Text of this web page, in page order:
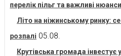
перелік пільг та важливі нюанси
Літо на ніжинському ринку:
розпалі 05.08.
Крутівська громада інвестує